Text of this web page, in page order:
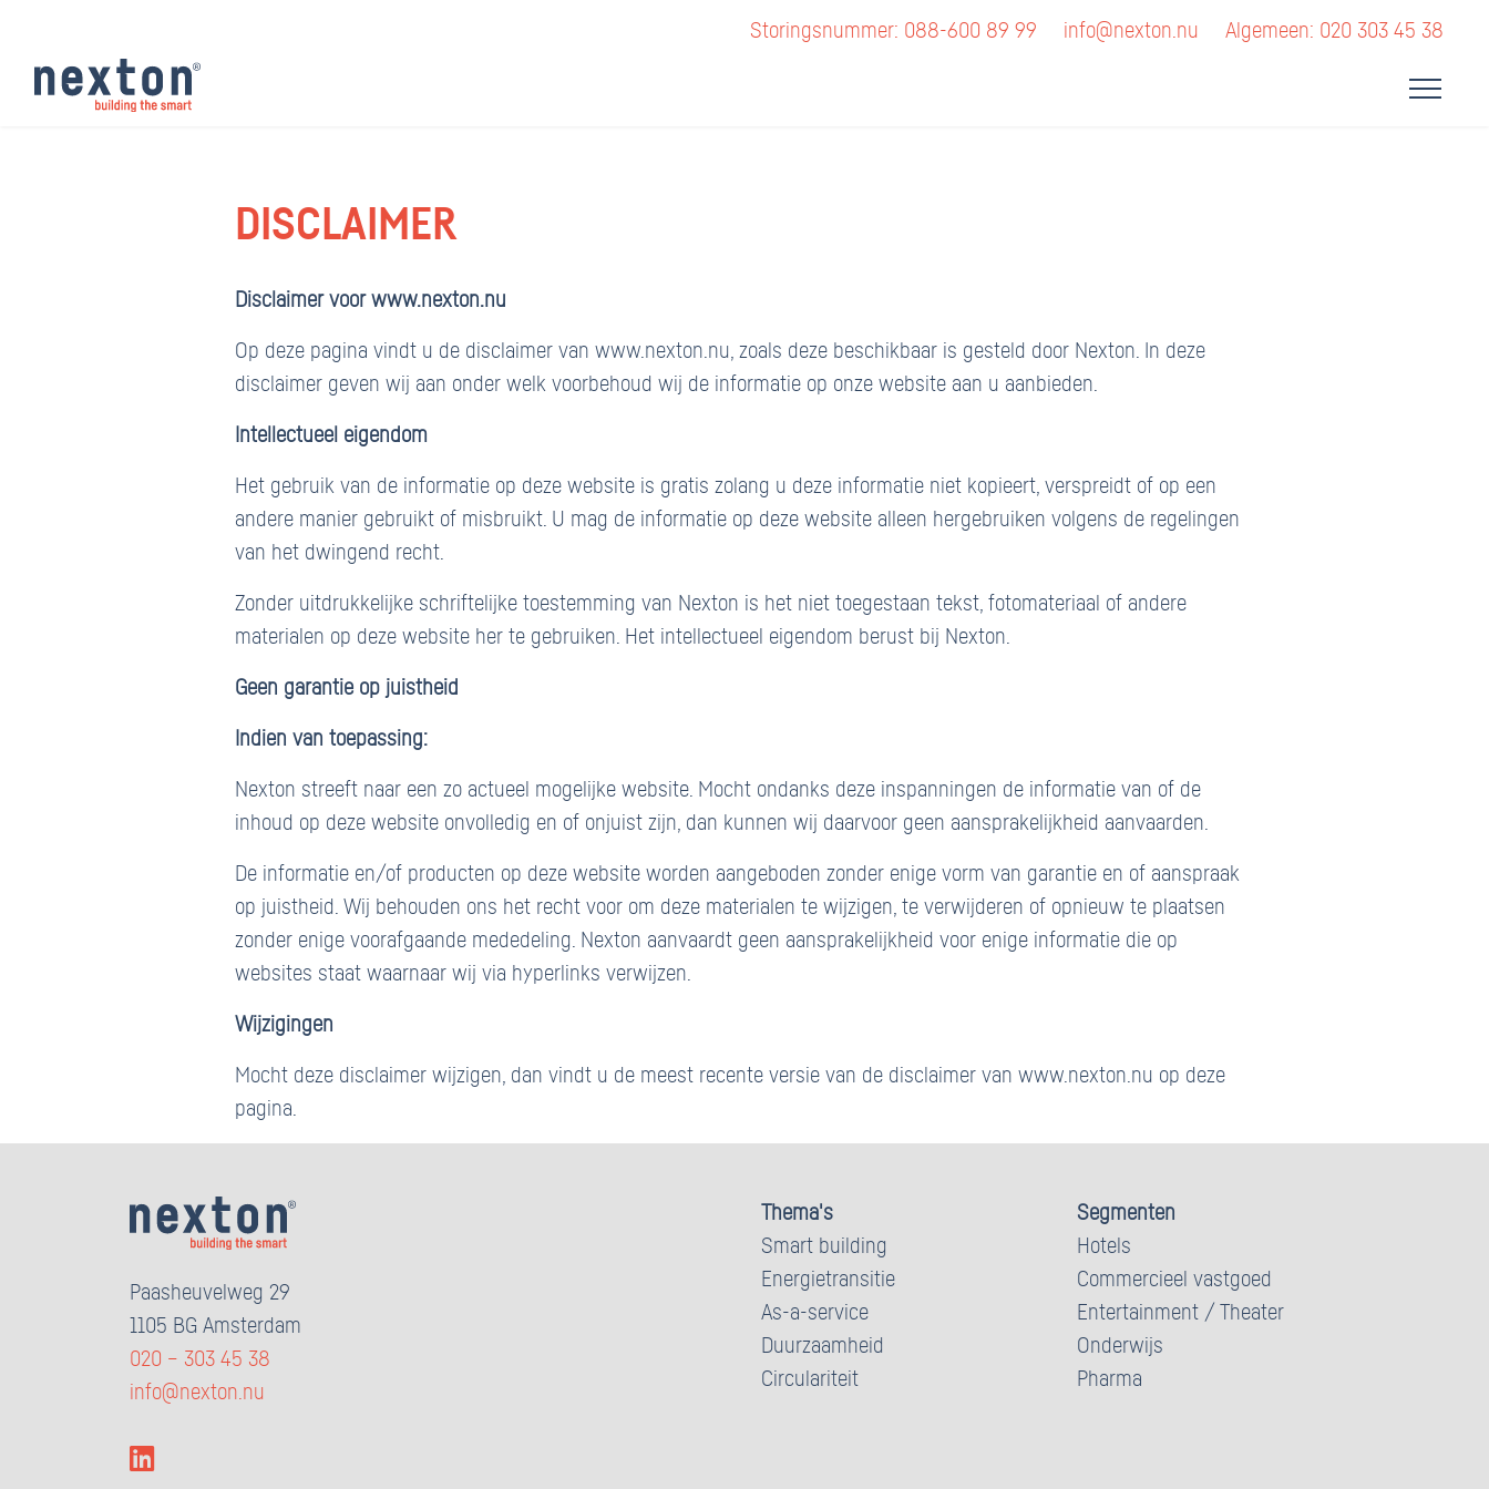
Storingsnummer: 088-600 89 99 info@nexton.nu Algemeen: 020 303 45 38
DISCLAIMER
Disclaimer voor www.nexton.nu
Op deze pagina vindt u de disclaimer van www.nexton.nu, zoals deze beschikbaar is gesteld door Nexton. In deze
disclaimer geven wij aan onder welk voorbehoud wij de informatie op onze website aan u aanbieden.
Intellectueel eigendom
Het gebruik van de informatie op deze website is gratis zolang u deze informatie niet kopieert, verspreidt of op een
andere manier gebruikt of misbruikt. U mag de informatie op deze website alleen hergebruiken volgens de regelingen
van het dwingend recht.
Zonder uitdrukkelijke schriftelijke toestemming van Nexton is het niet toegestaan tekst, fotomateriaal of andere
materialen op deze website her te gebruiken. Het intellectueel eigendom berust bij Nexton.
Geen garantie op juistheid
Indien van toepassing:
Nexton streeft naar een zo actueel mogelijke website. Mocht ondanks deze inspanningen de informatie van of de
inhoud op deze website onvolledig en of onjuist zijn, dan kunnen wij daarvoor geen aansprakelijkheid aanvaarden.
De informatie en/of producten op deze website worden aangeboden zonder enige vorm van garantie en of aanspraak
op juistheid. Wij behouden ons het recht voor om deze materialen te wijzigen, te verwijderen of opnieuw te plaatsen
zonder enige voorafgaande mededeling. Nexton aanvaardt geen aansprakelijkheid voor enige informatie die op
websites staat waarnaar wij via hyperlinks verwijzen.
Wijzigingen
Mocht deze disclaimer wijzigen, dan vindt u de meest recente versie van de disclaimer van www.nexton.nu op deze
pagina.
Paasheuvelweg 29
1105 BG Amsterdam
020 – 303 45 38
info@nexton.nu
Thema's
Smart building
Energietransitie
As-a-service
Duurzaamheid
Circulariteit
Segmenten
Hotels
Commercieel vastgoed
Entertainment / Theater
Onderwijs
Pharma